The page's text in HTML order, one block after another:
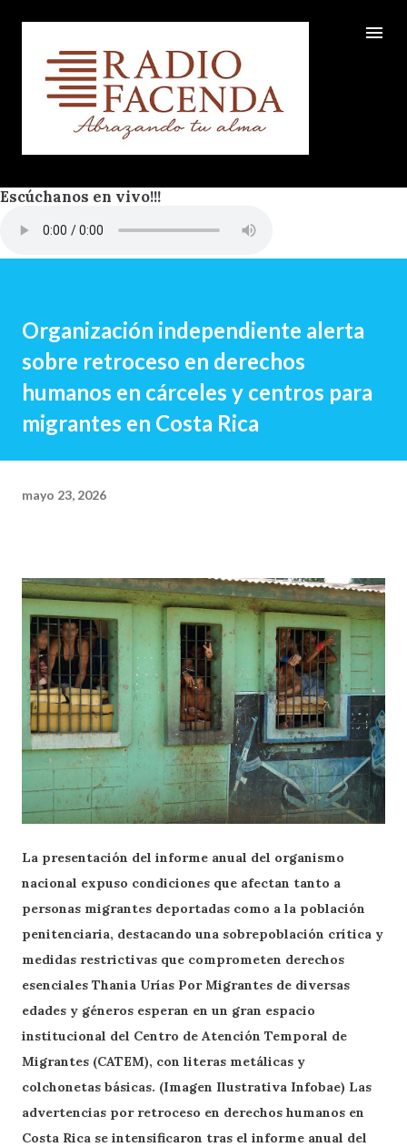
Ir al contenido principal
Escúchanos en vivo!!!
Organización independiente alerta
sobre retroceso en derechos
humanos en cárceles y centros para
migrantes en Costa Rica
mayo 23, 2026
La presentación del informe anual del organismo
nacional expuso condiciones que afectan tanto a
personas migrantes deportadas como a la población
penitenciaria, destacando una sobrepoblación crítica y
medidas restrictivas que comprometen derechos
esenciales Thania Urías Por Migrantes de diversas
edades y géneros esperan en un gran espacio
institucional del Centro de Atención Temporal de
Migrantes (CATEM), con literas metálicas y
colchonetas básicas. (Imagen Ilustrativa Infobae) Las
advertencias por retroceso en derechos humanos en
Costa Rica se intensificaron tras el informe anual del